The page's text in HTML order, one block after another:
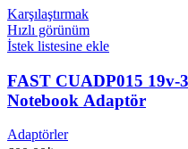
Karşılaştırmak
Hızlı görünüm
İstek listesine ekle
FAST CUADP015 19v-
Notebook Adaptör
Adaptörler